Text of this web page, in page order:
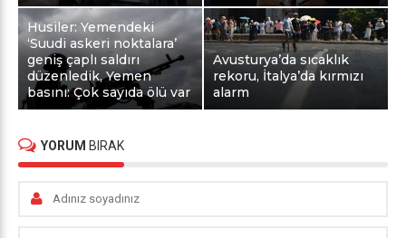
Husiler: Yemendeki
‘Suudi askeri noktalara’
geniş çaplı saldırı
düzenledik, Yemen
basını: Çok sayıda ölü var
Avusturya’da sıcaklık
rekoru, İtalya’da kırmızı
alarm
YORUM BIRAK